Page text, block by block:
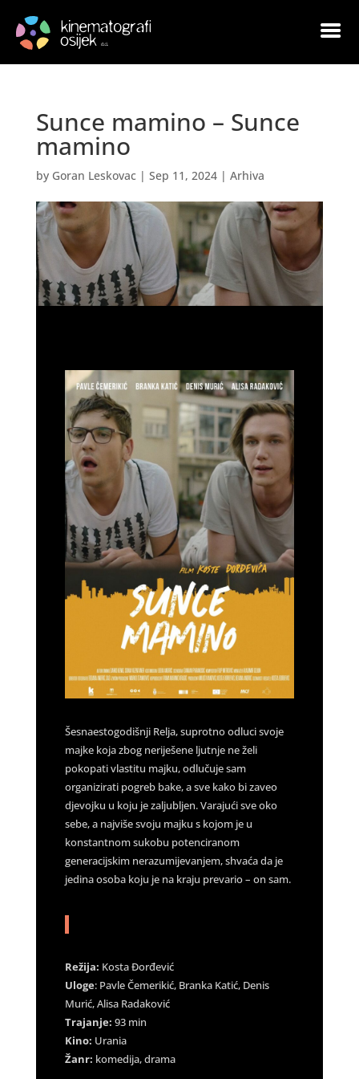
Sunce mamino – Sunce
mamino
by Goran Leskovac| Sep 11, 2024| Arhiva
Šesnaestogodišnji Relja, suprotno odluci svoje
majke koja zbog neriješene ljutnje ne želi
pokopati vlastitu majku, odlučuje sam
organizirati pogreb bake, a sve kako bi zaveo
djevojku u koju je zaljubljen. Varajući sve oko
sebe, a najviše svoju majku s kojom je u
konstantnom sukobu potenciranom
generacijskim nerazumijevanjem, shvaća da je
jedina osoba koju je na kraju prevario – on sam.
Režija: Kosta Đorđević
Uloge: Pavle Čemerikić, Branka Katić, Denis
Murić, Alisa Radaković
Trajanje: 93 min
Kino: Urania
Žanr: komedija, drama